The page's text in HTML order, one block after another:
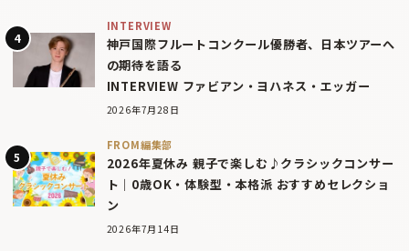
INTERVIEW
神戸国際フルートコンクール優勝者、日本ツアーへ
の期待を語る
INTERVIEW ファビアン・ヨハネス・エッガー
2026年7月28日
FROM編集部
2026年夏休み 親子で楽しむ♪クラシックコンサー
ト｜0歳OK・体験型・本格派 おすすめセレクショ
ン
2026年7月14日